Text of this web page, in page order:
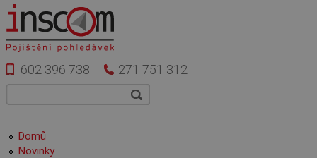
Přejít k hlavnímu obsahu
602 396 738 271 751 312
Hlavní menu
Domů
Novinky